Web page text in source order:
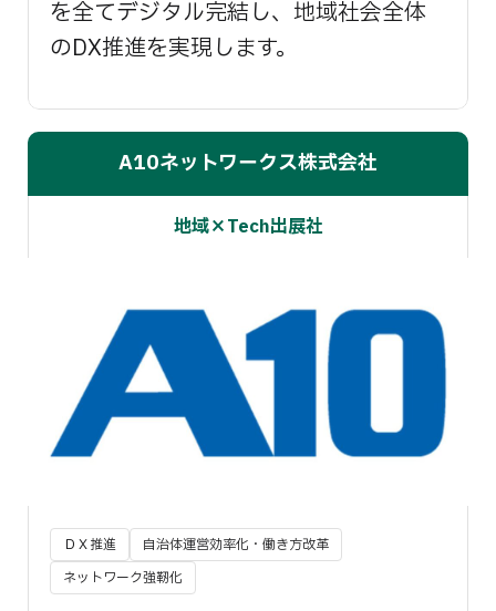
を全てデジタル完結し、地域社会全体
のDX推進を実現します。
A10ネットワークス株式会社
地域×Tech出展社
ＤＸ推進
自治体運営効率化・働き方改革
ネットワーク強靭化